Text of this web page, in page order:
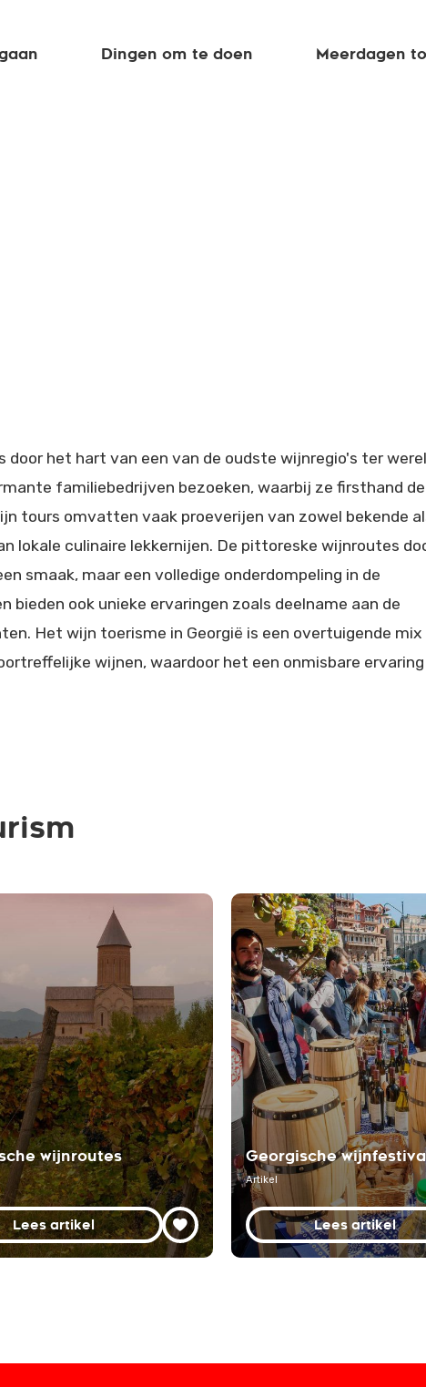
Dingen om te doen Meerdagen
door het hart van een van de oudste wijnregio's ter
familiebedrijven bezoeken, waarbij ze firsthand de
tours omvatten vaak proeverijen van zowel bekende
lokale culinaire lekkernijen. De pittoreske wijnroutes
smaak, maar een volledige onderdompeling in de
bieden ook unieke ervaringen zoals deelname aan de
Het wijn toerisme in Georgië is een overtuigende mix
wijnen, waardoor het een onmisbare
wijnroutes
Lees artikel
Georgische
Artikel
Lees artikel